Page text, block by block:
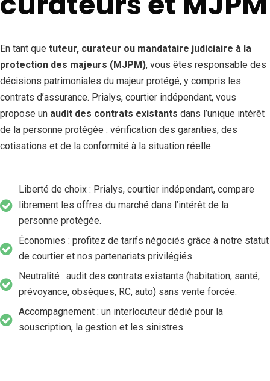
En tant que tuteur, curateur ou mandataire judiciaire à la
protection des majeurs (MJPM), vous êtes responsable des
décisions patrimoniales du majeur protégé, y compris les
contrats d’assurance. Prialys, courtier indépendant, vous
propose un audit des contrats existants dans l’unique intérêt
de la personne protégée : vérification des garanties, des
cotisations et de la conformité à la situation réelle.
Liberté de choix : Prialys, courtier indépendant, compare
librement les offres du marché dans l’intérêt de la
personne protégée.
Économies : profitez de tarifs négociés grâce à notre statut
de courtier et nos partenariats privilégiés.
Neutralité : audit des contrats existants (habitation, santé,
prévoyance, obsèques, RC, auto) sans vente forcée.
Accompagnement : un interlocuteur dédié pour la
souscription, la gestion et les sinistres.